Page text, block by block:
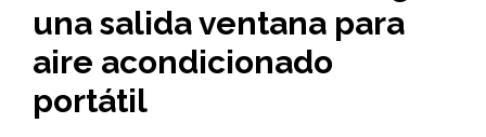
una salida ventana para
aire acondicionado
portátil